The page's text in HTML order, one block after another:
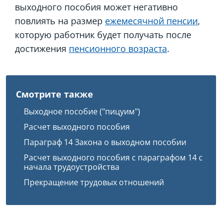
выходного пособия может негативно
повлиять на размер ежемесячной пенсии,
которую работник будет получать после
достижения пенсионного возраста.
Смотрите также
Выходное пособие ("пицуим")
Расчет выходного пособия
Параграф 14 Закона о выходном пособии
Расчет выходного пособия с параграфом 14 с
начала трудоустройства
Прекращение трудовых отношений